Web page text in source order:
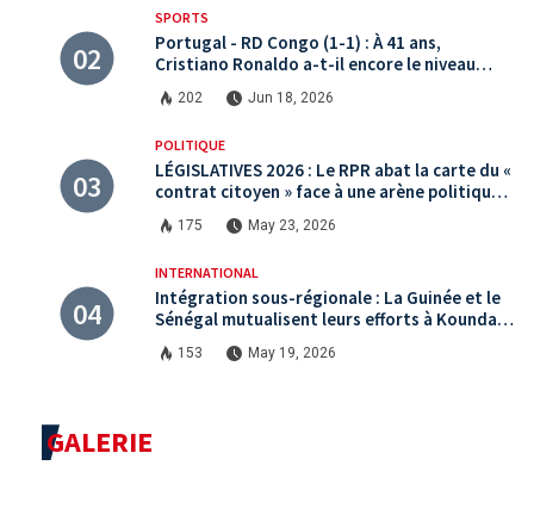
SPORTS
Portugal - RD Congo (1-1) : À 41 ans,
Cristiano Ronaldo a-t-il encore le niveau
international ?
202 Jun 18, 2026
POLITIQUE
LÉGISLATIVES 2026 : Le RPR abat la carte du «
contrat citoyen » face à une arène politique
saturée.
175 May 23, 2026
INTERNATIONAL
Intégration sous-régionale : La Guinée et le
Sénégal mutualisent leurs efforts à Koundara
via le programme RéZo
153 May 19, 2026
GALERIE